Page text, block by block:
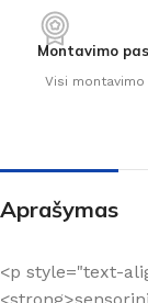
Montavimo
Visi montavimo
Aprašymas
<p style="text-